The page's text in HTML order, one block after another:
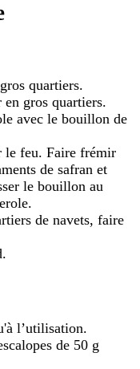
quartiers.
gros quartiers.
avec le bouillon de
le feu. Faire frémir
de safran et
le bouillon au
de navets, faire
l’utilisation.
de 50 g